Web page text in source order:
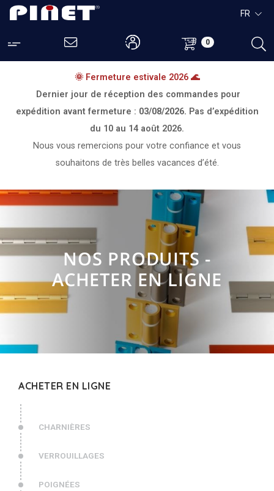
0
FR
🌞 Fermeture estivale 2026 🌊
Dernier jour de réception des commandes pour
expédition avant fermeture : 03/08/2026. Pas d’expédition
du 10 au 14 août 2026.
Nous vous remercions pour votre confiance et vous
souhaitons de très belles vacances d’été.
NOS PRODUITS -
ACHETER EN LIGNE
ACHETER EN LIGNE
CHARNIÈRES
VERROUILLAGES
POIGNÉES